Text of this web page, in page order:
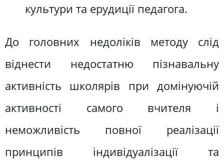
культури та ерудиції педагога.
До головних недоліків методу слід
віднести недостатню пізнавальну
активність школярів при домінуючій
активності самого вчителя і
неможливість повної реалізації
принципів індивідуалізації та